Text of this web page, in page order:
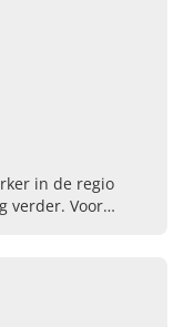
in de regio
verder. Voor